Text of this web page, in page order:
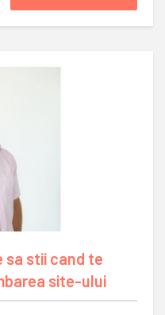
sa stii cand te
site-ului